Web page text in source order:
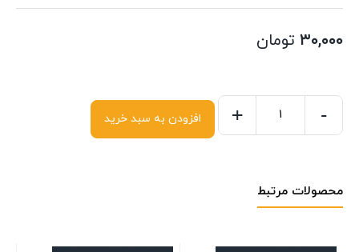
۳۰,۰۰۰ تومان
-
+ افزودن به سبد خرید
محصولات مرتبط